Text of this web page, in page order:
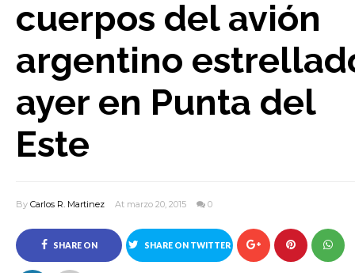
cuerpos del avión
argentino
ayer en Punta del
Este
By Carlos R. Martinez At marzo 20, 2015 0
SHARE ON SHARE ON TWITTER